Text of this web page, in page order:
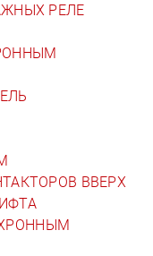
РЕЛЕ
ВВЕРХ